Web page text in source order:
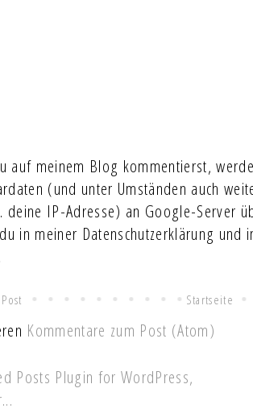
auf meinem Blog kommentierst,
(und unter Umständen auch
deine IP-Adresse) an Google-Server
in meiner Datenschutzerklärung und
Startseite
Kommentare zum Post (Atom)